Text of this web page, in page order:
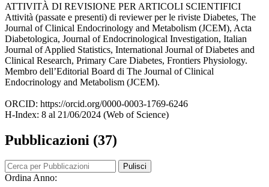
ATTIVITÀ DI REVISIONE PER ARTICOLI SCIENTIFICI
Attività (passate e presenti) di reviewer per le riviste Diabetes, The
Journal of Clinical Endocrinology and Metabolism (JCEM), Acta
Diabetologica, Journal of Endocrinological Investigation, Italian
Journal of Applied Statistics, International Journal of Diabetes and
Clinical Research, Primary Care Diabetes, Frontiers Physiology.
Membro dell’Editorial Board di The Journal of Clinical
Endocrinology and Metabolism (JCEM).
ORCID: https://orcid.org/0000-0003-1769-6246
H-Index: 8 al 21/06/2024 (Web of Science)
Pubblicazioni (37)
Pulisci
Ordina Anno: